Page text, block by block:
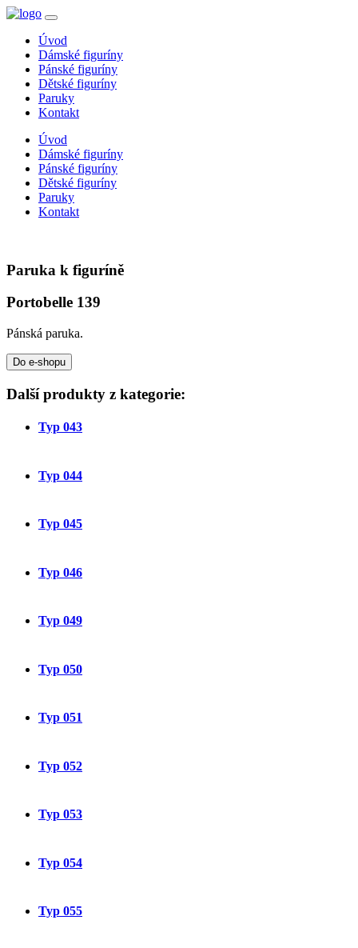
Úvod
Dámské figuríny
Pánské figuríny
Dětské figuríny
Paruky
Kontakt
Úvod
Dámské figuríny
Pánské figuríny
Dětské figuríny
Paruky
Kontakt
Paruka k figuríně
Portobelle 139
Pánská paruka.
Do e-shopu
Další produkty z kategorie:
Typ 043
Typ 044
Typ 045
Typ 046
Typ 049
Typ 050
Typ 051
Typ 052
Typ 053
Typ 054
Typ 055